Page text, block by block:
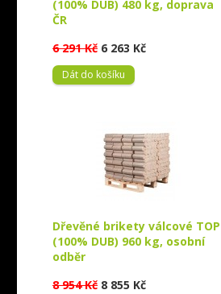
(100% DUB) 480 kg, doprava
ČR
6 291 Kč 6 263 Kč
Dát do košíku
Dřevěné brikety válcové TOP
(100% DUB) 960 kg, osobní
odběr
8 954 Kč 8 855 Kč